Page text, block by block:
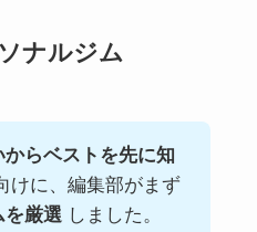
ナルジム
からベストを先に知
けに、編集部がまず
を厳選しました。